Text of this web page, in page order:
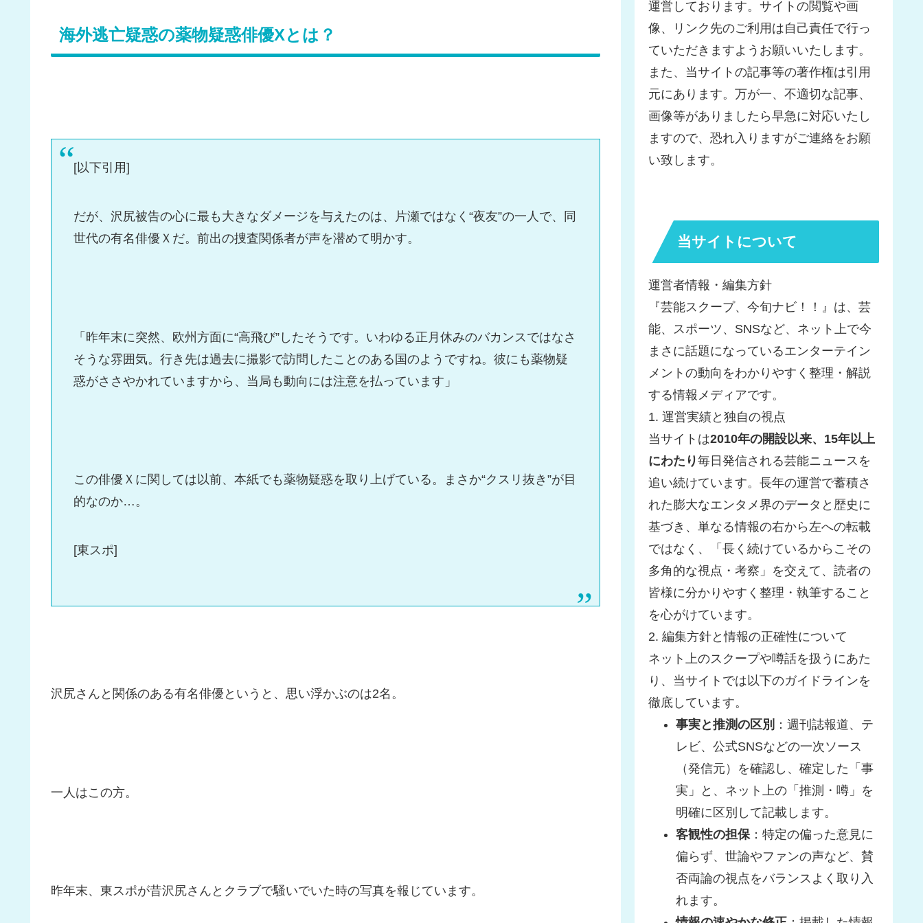
海外逃亡疑惑の薬物疑惑俳優Xとは？
[以下引用]
だが、沢尻被告の心に最も大きなダメージを与えたのは、片瀬ではなく“夜友”の一人で、同
世代の有名俳優Ｘだ。前出の捜査関係者が声を潜めて明かす。
「昨年末に突然、欧州方面に“高飛び”したそうです。いわゆる正月休みのバカンスではなさ
そうな雰囲気。行き先は過去に撮影で訪問したことのある国のようですね。彼にも薬物疑
惑がささやかれていますから、当局も動向には注意を払っています」
この俳優Ｘに関しては以前、本紙でも薬物疑惑を取り上げている。まさか“クスリ抜き”が目
的なのか…。
[東スポ]
沢尻さんと関係のある有名俳優というと、思い浮かぶのは2名。
一人はこの方。
昨年末、東スポが昔沢尻さんとクラブで騒いでいた時の写真を報じています。
運営しております。サイトの閲覧や画
像、リンク先のご利用は自己責任で行っ
ていただきますようお願いいたします。
また、当サイトの記事等の著作権は引用
元にあります。万が一、不適切な記事、
画像等がありましたら早急に対応いたし
ますので、恐れ入りますがご連絡をお願
い致します。
当サイトについて
運営者情報・編集方針
『芸能スクープ、今旬ナビ！！』は、芸
能、スポーツ、SNSなど、ネット上で今
まさに話題になっているエンターテイン
メントの動向をわかりやすく整理・解説
する情報メディアです。
1. 運営実績と独自の視点
当サイトは2010年の開設以来、15年以上
にわたり毎日発信される芸能ニュースを
追い続けています。長年の運営で蓄積さ
れた膨大なエンタメ界のデータと歴史に
基づき、単なる情報の右から左への転載
ではなく、「長く続けているからこその
多角的な視点・考察」を交えて、読者の
皆様に分かりやすく整理・執筆すること
を心がけています。
2. 編集方針と情報の正確性について
ネット上のスクープや噂話を扱うにあた
り、当サイトでは以下のガイドラインを
徹底しています。
事実と推測の区別 ：週刊誌報道、テ
レビ、公式SNSなどの一次ソース
（発信元）を確認し、確定した「事
実」と、ネット上の「推測・噂」を
明確に区別して記載します。
客観性の担保 ：特定の偏った意見に
偏らず、世論やファンの声など、賛
否両論の視点をバランスよく取り入
れます。